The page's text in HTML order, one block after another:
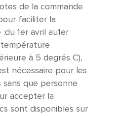
de la commande
faciliter la
:du 1er avril au1er
à 5 degrés C),
nécessaire pour les
sans que personne
accepter la
sont disponibles sur